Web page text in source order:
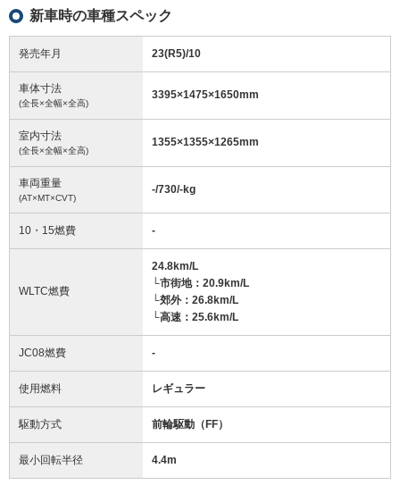
新車時の車種スペック
発売年月 23(R5)/10
車体寸法
(全長×全幅×全高)
3395×1475×1650mm
室内寸法
(全長×全幅×全高)
1355×1355×1265mm
車両重量
(AT×MT×CVT)
-/730/-kg
10・15燃費 -
WLTC燃費
24.8km/L
└市街地：20.9km/L
└郊外：26.8km/L
└高速：25.6km/L
JC08燃費 -
使用燃料 レギュラー
駆動方式 前輪駆動（FF）
最小回転半径 4.4m